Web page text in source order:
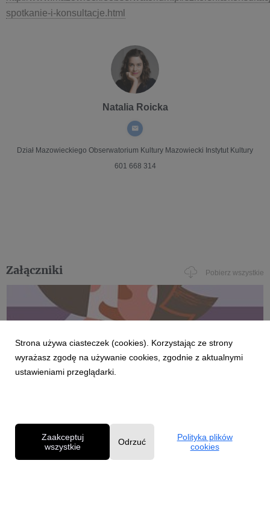
spotkanie-i-konsultacje.html
Natalia Roicka
Dział Mazowieckiego Obserwatorium Kultury Mazowiecki Instytut Kultury
601 668 314
Załączniki Pobierz wszystkie
fb-post-poziom-jak-przygotować-wniosek-2022.jpg
Strona używa ciasteczek (cookies). Korzystając ze strony
wyrażasz zgodę na używanie cookies, zgodnie z aktualnymi
ustawieniami przeglądarki.
Zaakceptuj
wszystkie
Odrzuć
Polityka plików
cookies